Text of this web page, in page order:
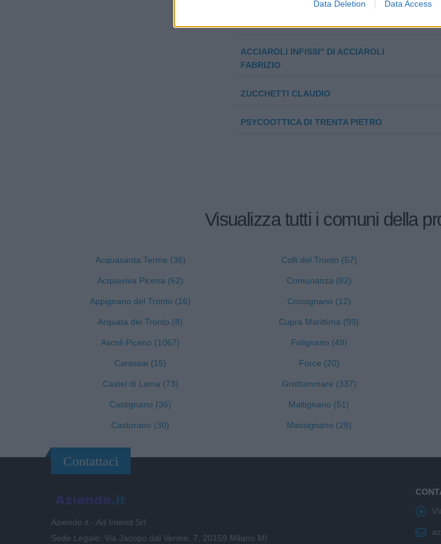
Data Deletion Data Access
I.D.S. IMPIANTI DI SICUREZZA DI
ACCIAROLI INFISSI" DI ACCIAROLI
FABRIZIO
ZUCCHETTI CLAUDIO
PSYCOOTTICA DI TRENTA PIETRO
Visualizza tutti i comuni della
Acquasanta Terme (36)
Acquaviva Picena (62)
Appignano del Tronto (16)
Arquata del Tronto (8)
Ascoli Piceno (1067)
Carassai (15)
Castel di Lama (73)
Castignano (36)
Castorano (30)
Colli del Tronto (57)
Comunanza (82)
Cossignano (12)
Cupra Marittima (99)
Folignano (49)
Force (20)
Grottammare (337)
Maltignano (51)
Massignano (28)
Contattaci
Aziende.it - Ad Intend Srl
Sede Legale: Via Jacopo dal Verme, 7, 20159 Milano MI